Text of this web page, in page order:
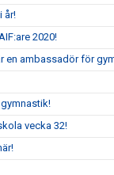
år!
2020!
en ambassadör för
vecka 32!